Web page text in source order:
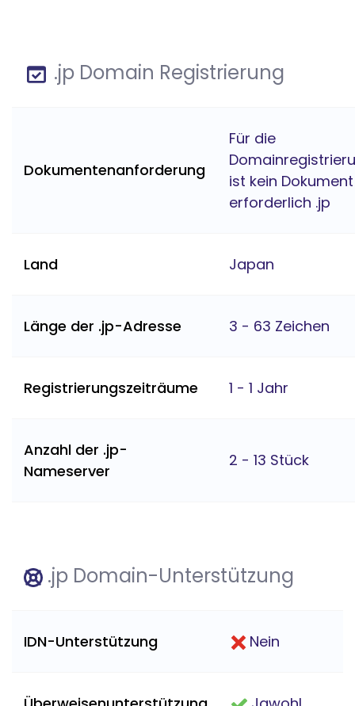
.jp Domain Registrierung
Dokumentenanforderung
Für die
ist kein Dokument
erforderlich .jp
Land Japan
Länge der .jp-Adresse 3 - 63 Zeichen
Registrierungszeiträume 1 - 1 Jahr
Anzahl der .jp-
Nameserver
2 - 13 Stück
.jp Domain-Unterstützung
IDN-Unterstützung Nein